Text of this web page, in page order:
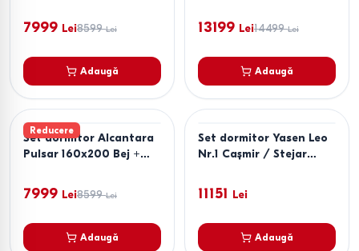
Alb + Saltea Salt
Confort Clasic 160x200
7999 Lei8599 Lei
Adaugă
160x200
13199 Lei14499 Lei
Adaugă
Reducere
Set dormitor Alcantara
Pulsar 160x200 Bej +
Sonoma + Saltea Salt
Confort Clasic 160x200
7999 Lei8599 Lei
Adaugă
Set dormitor Yasen Leo
Nr.1 Cașmir / Stejar
11151 Lei
Adaugă